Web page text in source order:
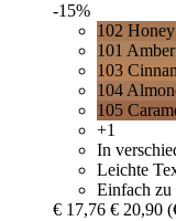
-15%
102
101
103
104
105
+1
In
Leichte
Einfach zu
€ 17,76 € 20,90